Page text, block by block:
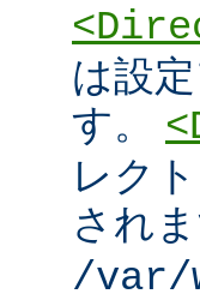
は設
す。
レク
され
/var/